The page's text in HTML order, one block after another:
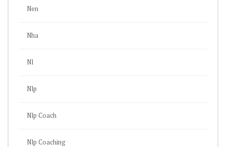
Nen
Nha
Nl
Nlp
Nlp Coach
Nlp Coaching